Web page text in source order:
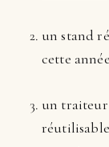
un stand
cette
un traiteur